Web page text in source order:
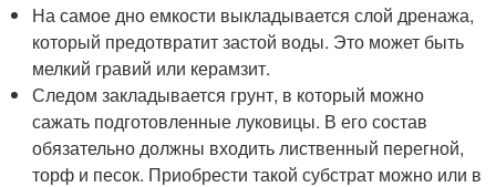
На самое дно емкости выкладывается слой дренажа,
который предотвратит застой воды. Это может быть
мелкий гравий или керамзит.
Следом закладывается грунт, в который можно
сажать подготовленные луковицы. В его состав
обязательно должны входить лиственный перегной,
торф и песок. Приобрести такой субстрат можно или в